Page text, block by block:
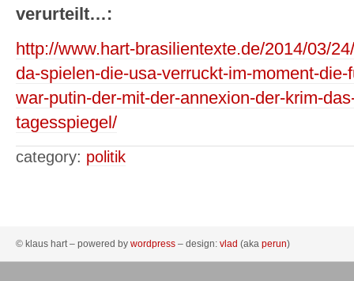
verurteilt…:
http://www.hart-brasilientexte.de/2014/03/
da-spielen-die-usa-verruckt-im-moment-
war-putin-der-mit-der-annexion-der-krim-
tagesspiegel/
category: politik
© klaus hart – powered by wordpress – design: vlad (aka perun)